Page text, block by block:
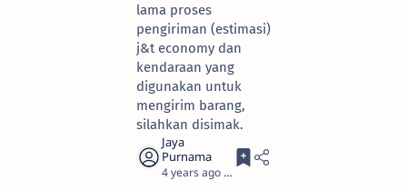
lama proses
pengiriman (estimasi)
j&t economy dan
kendaraan yang
digunakan untuk
mengirim barang,
silahkan disimak.
4 years ago 3